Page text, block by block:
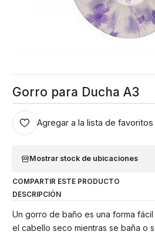
Gorro para Ducha A3
Agregar a la lista de favoritos
Mostrar stock de ubicaciones
COMPARTIR ESTE PRODUCTO
DESCRIPCIÓN
Un gorro de baño es una forma
el cabello seco mientras se baña o